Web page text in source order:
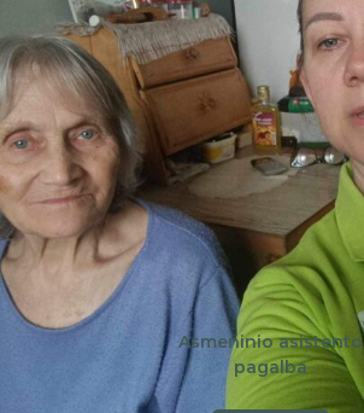
Asmeninio asistento
pagalba